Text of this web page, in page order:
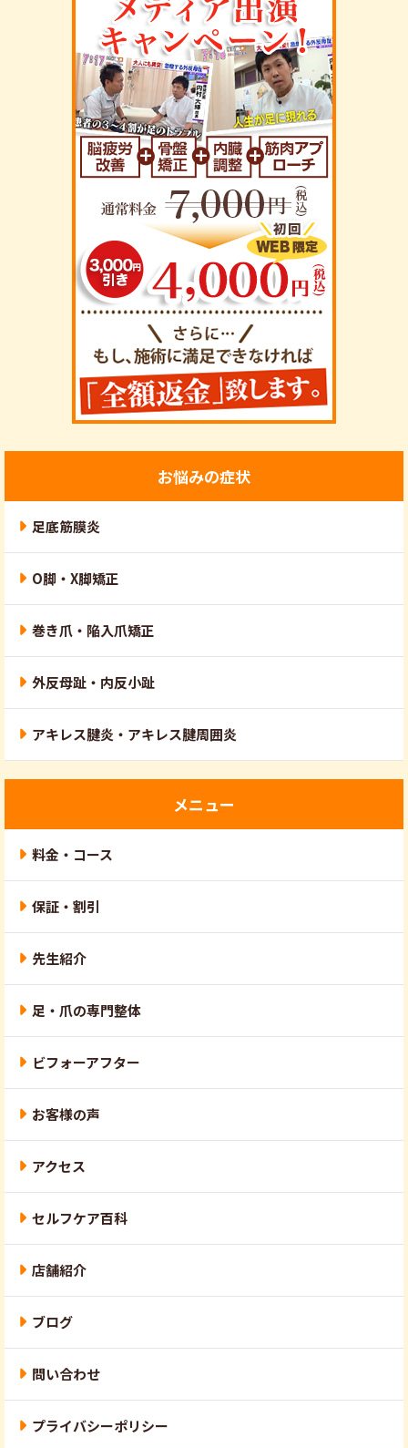
お悩みの症状
足底筋膜炎
O脚・X脚矯正
巻き爪・陥入爪矯正
外反母趾・内反小趾
アキレス腱炎・アキレス腱周囲炎
メニュー
料金・コース
保証・割引
先生紹介
足・爪の専門整体
ビフォーアフター
お客様の声
アクセス
セルフケア百科
店舗紹介
ブログ
問い合わせ
プライバシーポリシー